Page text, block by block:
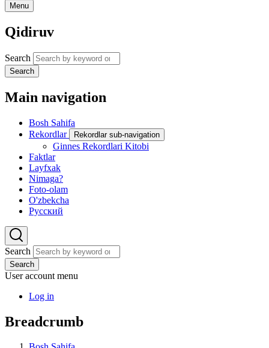
Menu
Qidiruv
Search
Search
Main navigation
Bosh Sahifa
Rekordlar
Rekordlar sub-navigation
Ginnes Rekordlari Kitobi
Faktlar
Layfxak
Nimaga?
Foto-olam
O'zbekcha
Русский
Search
Search
User account menu
Log in
Breadcrumb